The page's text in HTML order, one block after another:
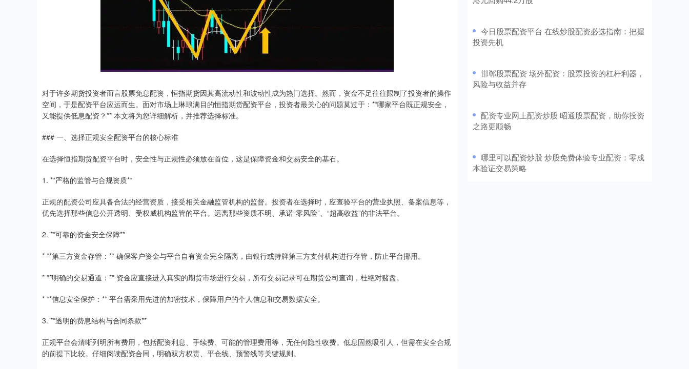
对于许多期货投资者而言股票免息配资，恒指期货因其高流动性和波动性成为热门选择。然而，资金不足往往限制了投资者的操作
空间，于是配资平台应运而生。面对市场上琳琅满目的恒指期货配资平台，投资者最关心的问题莫过于：**哪家平台既正规安全，
又能提供低息配资？** 本文将为您详细解析，并推荐选择标准。
### 一、选择正规安全配资平台的核心标准
在选择恒指期货配资平台时，安全性与正规性必须放在首位，这是保障资金和交易安全的基石。
1. **严格的监管与合规资质**
正规的配资公司应具备合法的经营资质，接受相关金融监管机构的监督。投资者在选择时，应查验平台的营业执照、备案信息等，
优先选择那些信息公开透明、受权威机构监管的平台。远离那些资质不明、承诺“零风险”、“超高收益”的非法平台。
2. **可靠的资金安全保障**
* **第三方资金存管：** 确保客户资金与平台自有资金完全隔离，由银行或持牌第三方支付机构进行存管，防止平台挪用。
* **明确的交易通道：** 资金应直接进入真实的期货市场进行交易，所有交易记录可在期货公司查询，杜绝对赌盘。
* **信息安全保护：** 平台需采用先进的加密技术，保障用户的个人信息和交易数据安全。
3. **透明的费息结构与合同条款**
正规平台会清晰列明所有费用，包括配资利息、手续费、可能的管理费用等，无任何隐性收费。低息固然吸引人，但需在安全合规
的前提下比较。仔细阅读配资合同，明确双方权责、平仓线、预警线等关键规则。
​今日股票配资平台 在线炒股配资必选指南：把握
投资先机
​邯郸股票配资 场外配资：股票投资的杠杆利器，
风险与收益并存
​配资专业网上配资炒股 昭通股票配资，助你投资
之路更顺畅
​哪里可以配资炒股 炒股免费体验专业配资：零成
本验证交易策略